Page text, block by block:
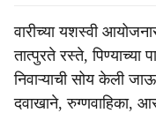
वारीच्या यशस्वी
तात्पुरते रस्ते, पिण्याच्या
निवाऱ्याची सोय केली
दवाखाने, रुग्णवाहिका,